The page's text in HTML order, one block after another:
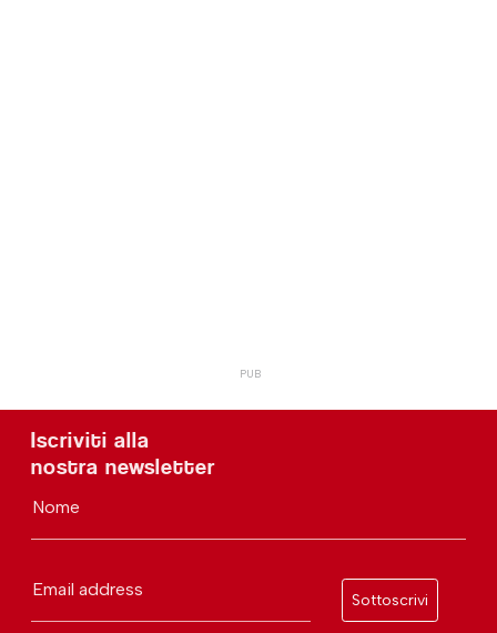
Iscriviti alla
nostra newsletter
Nome
Email address
Sottoscrivi